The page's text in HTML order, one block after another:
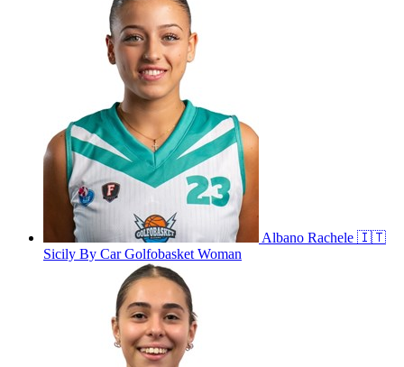
Albano Rachele 🇮🇹
Sicily By Car Golfobasket Woman